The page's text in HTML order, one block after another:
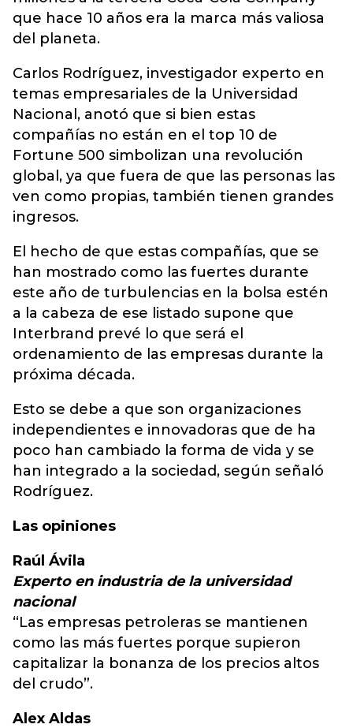
que hace 10 años era la marca más valiosa
del planeta.
Carlos Rodríguez, investigador experto en
temas empresariales de la Universidad
Nacional, anotó que si bien estas
compañías no están en el top 10 de
Fortune 500 simbolizan una revolución
global, ya que fuera de que las personas las
ven como propias, también tienen grandes
ingresos.
El hecho de que estas compañías, que se
han mostrado como las fuertes durante
este año de turbulencias en la bolsa estén
a la cabeza de ese listado supone que
Interbrand prevé lo que será el
ordenamiento de las empresas durante la
próxima década.
Esto se debe a que son organizaciones
independientes e innovadoras que de ha
poco han cambiado la forma de vida y se
han integrado a la sociedad, según señaló
Rodríguez.
Las opiniones
Raúl Ávila
Experto en industria de la universidad
nacional
“Las empresas petroleras se mantienen
como las más fuertes porque supieron
capitalizar la bonanza de los precios altos
del crudo”.
Alex Aldas